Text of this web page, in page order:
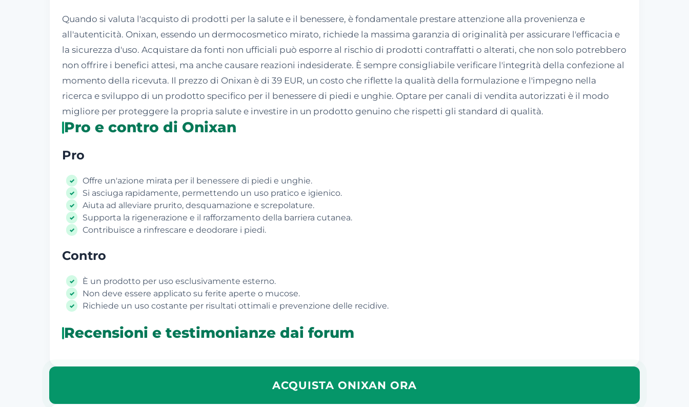
Quando si valuta l'acquisto di prodotti per la salute e il benessere, è fondamentale prestare attenzione alla provenienza e
all'autenticità. Onixan, essendo un dermocosmetico mirato, richiede la massima garanzia di originalità per assicurare l'efficacia e
la sicurezza d'uso. Acquistare da fonti non ufficiali può esporre al rischio di prodotti contraffatti o alterati, che non solo potrebbero
non offrire i benefici attesi, ma anche causare reazioni indesiderate. È sempre consigliabile verificare l'integrità della confezione al
momento della ricevuta. Il prezzo di Onixan è di 39 EUR, un costo che riflette la qualità della formulazione e l'impegno nella
ricerca e sviluppo di un prodotto specifico per il benessere di piedi e unghie. Optare per canali di vendita autorizzati è il modo
migliore per proteggere la propria salute e investire in un prodotto genuino che rispetti gli standard di qualità.
Pro e contro di Onixan
Pro
Offre un'azione mirata per il benessere di piedi e unghie.
Si asciuga rapidamente, permettendo un uso pratico e igienico.
Aiuta ad alleviare prurito, desquamazione e screpolature.
Supporta la rigenerazione e il rafforzamento della barriera cutanea.
Contribuisce a rinfrescare e deodorare i piedi.
Contro
È un prodotto per uso esclusivamente esterno.
Non deve essere applicato su ferite aperte o mucose.
Richiede un uso costante per risultati ottimali e prevenzione delle recidive.
Recensioni e testimonianze dai forum
ACQUISTA ONIXAN ORA